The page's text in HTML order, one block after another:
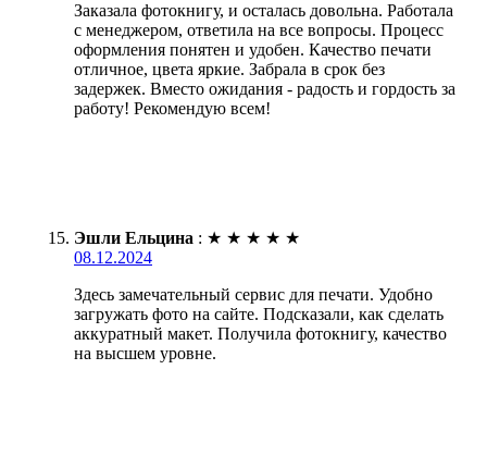
Заказала фотокнигу, и осталась довольна. Работала
с менеджером, ответила на все вопросы. Процесс
оформления понятен и удобен. Качество печати
отличное, цвета яркие. Забрала в срок без
задержек. Вместо ожидания - радость и гордость за
работу! Рекомендую всем!
Эшли Ельцина : ★ ★ ★ ★ ★
08.12.2024
Здесь замечательный сервис для печати. Удобно
загружать фото на сайте. Подсказали, как сделать
аккуратный макет. Получила фотокнигу, качество
на высшем уровне.